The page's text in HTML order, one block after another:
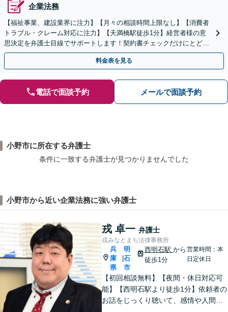
企業法務
【福祉事業、建設業界に注力】【月々の相談時間上限なし】【消費者
トラブル・クレーム対応に注力】【天満橋駅徒歩1分】経営者様の意
思決定を弁護士目線でサポートします！契約書チェックだけにとどま
らず、事業スキーム全体をリーガルチェックしましょう！
料金表を見る
電話で面談予約 メールで面談予約
小野市に所在する弁護士
条件に一致する弁護士が見つかりませんでした
小野市から近い企業法務に強い弁護士
戎 卓一 弁護士
戎みなとまち法律事務所
兵
庫
県
|
明
石
市
西明石駅 から
徒歩1分
営業時間：本
日定休日
【初回相談無料】【夜間・休日対応可
能】【西明石駅より徒歩1分】依頼者の
お話をじっくり聴いて、感情や人間関